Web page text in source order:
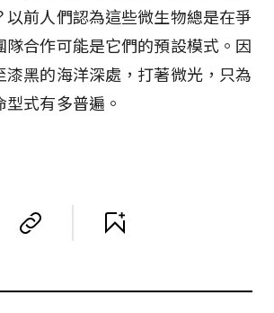
以前人們認為這些微生物總是在爭
隊合作可能是它們的預設模式。因
漆黑的海洋深處，打著微光，只為
式有多普遍。